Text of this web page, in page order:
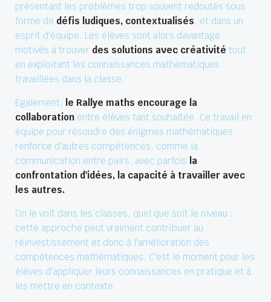
présentant les problèmes trop souvent redoutés sous
forme de défis ludiques, contextualisés, et dans un
esprit d'équipe. Les élèves sont alors davantage
motivés à trouver des solutions avec créativité tout
en exploitant les connaissances mathématiques
travaillées dans la classe.
Egalement, le Rallye maths encourage la
collaboration entre élèves tant souhaitée. Ce travail en
équipe pour résoudre des énigmes mathématiques
renforce d'autres compétences, comme la
communication entre pairs, avec parfois la
confrontation d'idées, la capacité à travailler avec
les autres.
On le voit dans les classes, quel que soit le niveau :
cette approche peut vraiment contribuer au
réinvestissement et donc à l'amélioration des
compétences mathématiques. C'est le moment pour les
élèves d'appliquer leurs connaissances en pratique et à
les mettre en contexte.